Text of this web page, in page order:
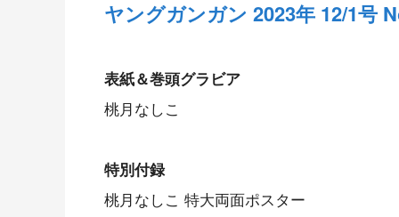
ヤングガンガン 2023年 12/1号
表紙＆巻頭グラビア
桃月なしこ
特別付録
桃月なしこ 特大両面ポスター